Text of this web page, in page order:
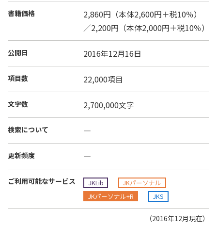
書籍価格
2,860円（本体2,600円＋税10％）
／2,200円（本体2,000円＋税10％）
公開日 2016年12月16日
項目数 22,000項目
文字数 2,700,000文字
検索について ―
更新頻度 ―
ご利用可能なサービス JKLib
JKパーソナル
JKパーソナル+R
JKS
（2016年12月現在）